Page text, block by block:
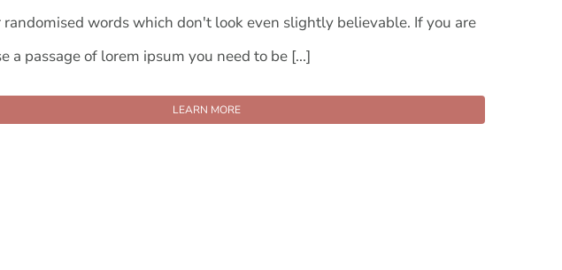
randomised words which don't look even slightly believable. If you are
a passage of lorem ipsum you need to be [...]
LEARN MORE